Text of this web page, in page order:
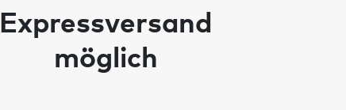
Expressversand
möglich